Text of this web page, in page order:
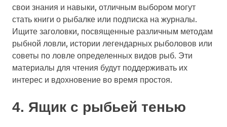
свои знания и навыки, отличным выбором могут
стать книги о рыбалке или подписка на журналы.
Ищите заголовки, посвященные различным методам
рыбной ловли, истории легендарных рыболовов или
советы по ловле определенных видов рыб. Эти
материалы для чтения будут поддерживать их
интерес и вдохновение во время простоя.
4. Ящик с рыбьей тенью